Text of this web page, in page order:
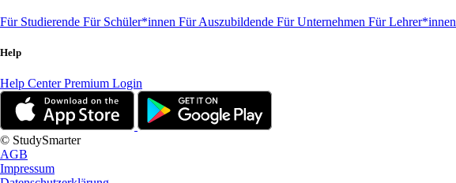
Für Studierende Für Schüler*innen Für Auszubildende Für Unternehmen Für Lehrer*innen
Help
Help CenterPremium Login
© StudySmarter
AGB
Impressum